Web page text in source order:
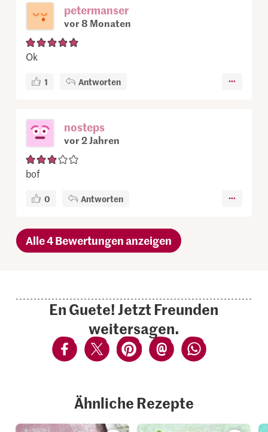
petermanser
vor 8 Monaten
Ok
1 Antworten
nosteps
vor 2 Jahren
bof
0 Antworten
Alle 4 Bewertungen anzeigen
En Guete! Jetzt Freunden
weitersagen.
Ähnliche Rezepte